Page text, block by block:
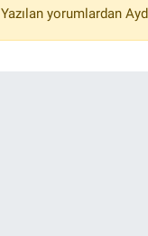
Yazılan yorumlardan